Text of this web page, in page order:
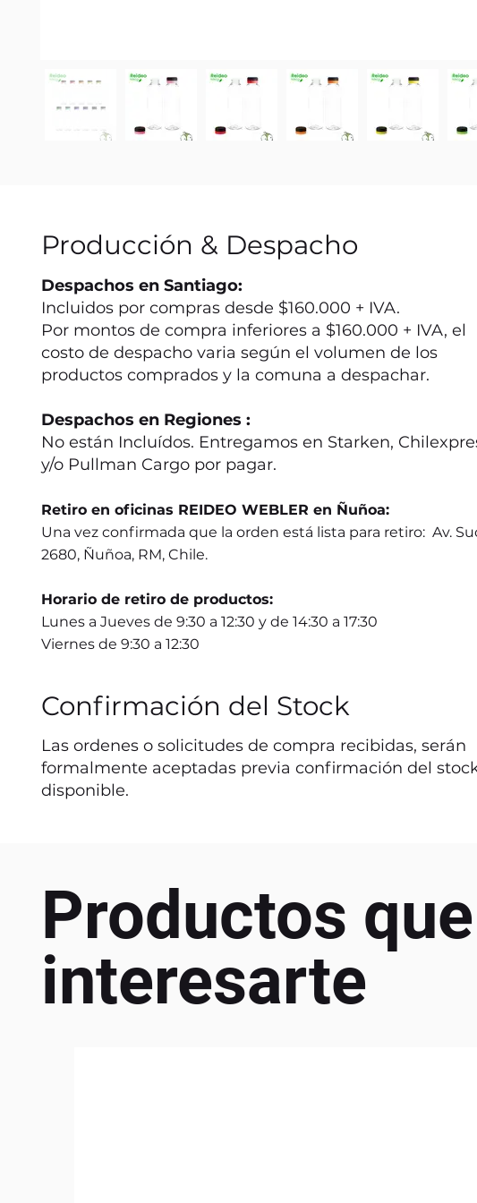
Producción & Despacho
Despachos en Santiago:
Incluidos por compras desde $160.000 + IVA.
Por montos de compra inferiores a $160.000 + IVA, el
costo de despacho varia según el volumen de los
productos comprados y la comuna a despachar.
Despachos en Regiones :
No están Incluídos. Entregamos en Starken,
y/o Pullman Cargo por pagar.
Retiro en oficinas REIDEO WEBLER en Ñuñoa:
Una vez confirmada que la orden está lista para retiro: Av.
2680, Ñuñoa, RM, Chile.
Horario de retiro de productos:
Lunes a Jueves de 9:30 a 12:30 y de 14:30 a 17:30
Viernes de 9:30 a 12:30
Confirmación del Stock
Las ordenes o solicitudes de compra recibidas, serán
formalmente aceptadas previa confirmación del
disponible.
Productos
interesarte